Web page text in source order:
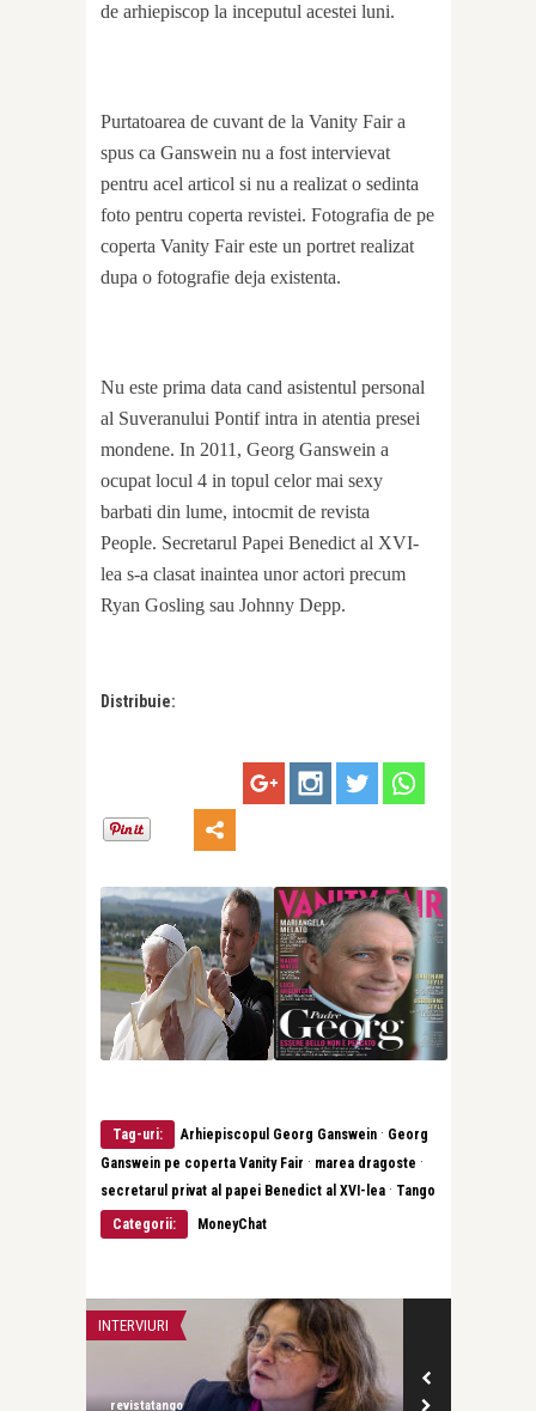
de arhiepiscop la inceputul acestei luni.
Purtatoarea de cuvant de la Vanity Fair a
spus ca Ganswein nu a fost intervievat
pentru acel articol si nu a realizat o sedinta
foto pentru coperta revistei. Fotografia de pe
coperta Vanity Fair este un portret realizat
dupa o fotografie deja existenta.
Nu este prima data cand asistentul personal
al Suveranului Pontif intra in atentia presei
mondene. In 2011, Georg Ganswein a
ocupat locul 4 in topul celor mai sexy
barbati din lume, intocmit de revista
People. Secretarul Papei Benedict al XVI-
lea s-a clasat inaintea unor actori precum
Ryan Gosling sau Johnny Depp.
Distribuie:
Tag-uri: Arhiepiscopul Georg Ganswein · Georg
Ganswein pe coperta Vanity Fair · marea dragoste ·
secretarul privat al papei Benedict al XVI-lea · Tango
Categorii:
MoneyChat
INTERVIURI
revistatango